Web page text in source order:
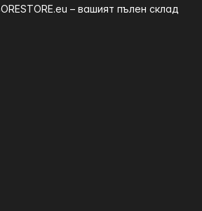
– вашият пълен склад